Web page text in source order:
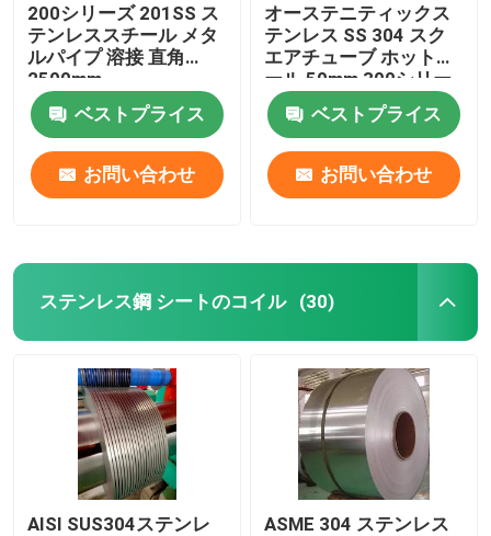
200シリーズ 201SS ス
テンレススチール メタ
ルパイプ 溶接 直角
2500mm
ベストプライス
お問い合わせ
オーステニティックス
テンレス SS 304 スク
エアチューブ ホットロ
ール 50mm 300シリー
ズ
ベストプライス
お問い合わせ
ステンレス鋼 シートのコイル (30)
AISI SUS304ステンレ
ASME 304 ステンレス